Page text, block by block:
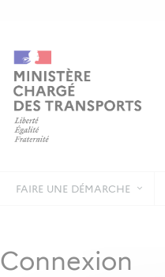
FAIRE UNE DÉMARCHE
Connexion